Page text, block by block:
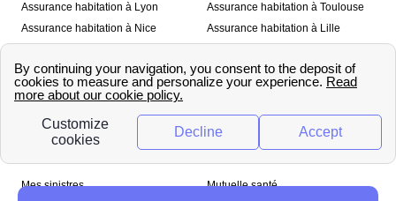
Assurance habitation à Lyon
Assurance habitation à Nice
Assurance habitation à Toulouse
Assurance habitation à Lille
À propos
Qui sommes-nous ? Mentions légales
Mes sinistres
Mutuelle santé